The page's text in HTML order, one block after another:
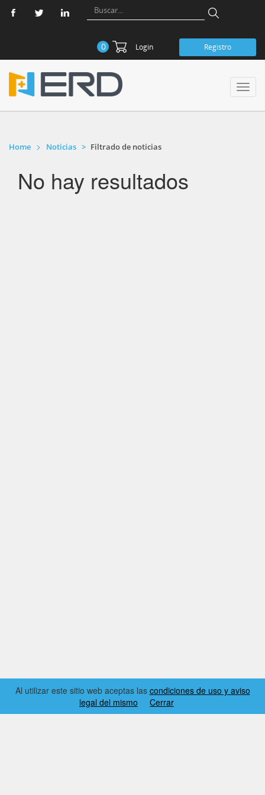
0 Login Registro
Home Noticias Filtrado de noticias
No hay resultados
Al utilizar este sitio web aceptas las condiciones de uso y aviso
legal del mismo
Cerrar